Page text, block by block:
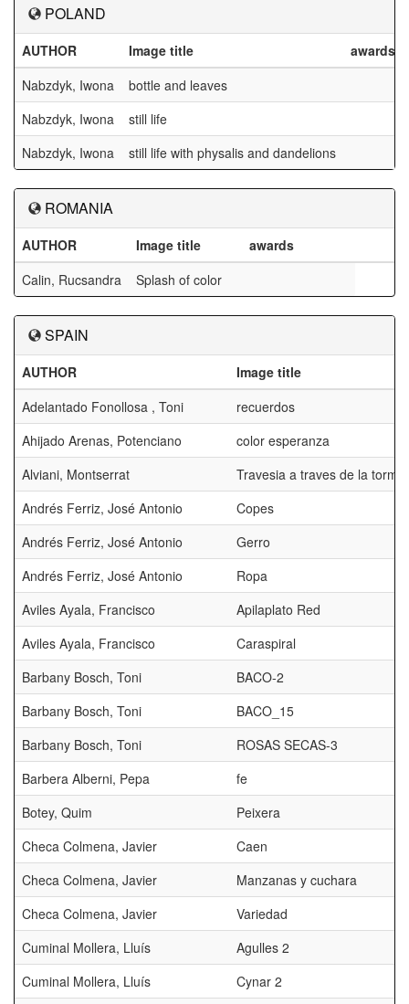
POLAND
AUTHOR Image title
awards
Nabzdyk, Iwona
bottle and leaves
Nabzdyk, Iwona
still life
Nabzdyk, Iwona
still life with physalis and dandelions
ROMANIA
AUTHOR Image title
awards
Calin, Rucsandra
Splash of color
SPAIN
AUTHOR
Image title
Adelantado Fonollosa , Toni
recuerdos
Ahijado Arenas, Potenciano
color esperanza
Alviani, Montserrat
Travesia a traves de la
Andrés Ferriz, José Antonio
Copes
Andrés Ferriz, José Antonio
Gerro
Andrés Ferriz, José Antonio
Ropa
Aviles Ayala, Francisco
Apilaplato Red
Aviles Ayala, Francisco
Caraspiral
Barbany Bosch, Toni
BACO-2
Barbany Bosch, Toni
BACO_15
Barbany Bosch, Toni
ROSAS SECAS-3
Barbera Alberni, Pepa
fe
Botey, Quim
Peixera
Checa Colmena, Javier
Caen
Checa Colmena, Javier
Manzanas y cuchara
Checa Colmena, Javier
Variedad
Cuminal Mollera, Lluís
Agulles 2
Cuminal Mollera, Lluís
Cynar 2